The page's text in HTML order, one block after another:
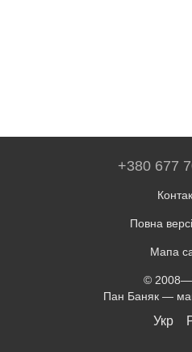
+380 677
Повна
Мапа
©
Пан Баняк —
Укр